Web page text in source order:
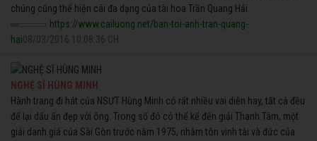
chúng cũng thể hiện cái đa dạng của tài hoa Trần Quang Hải
https://www.cailuong.net/ban-toi-anh-tran-quang-
hai 08/03/2016 10:08:36 CH
NGHỆ SĨ HÙNG MINH
Hành trang đi hát của NSƯT Hùng Minh có rất nhiều vai diễn hay, tất cả đều
để lại dấu ấn đẹp với ông. Trong số đó có thể kể đến giải Thanh Tâm, một
giải danh giá của Sài Gòn trước năm 1975, nhằm tôn vinh tài và đức của